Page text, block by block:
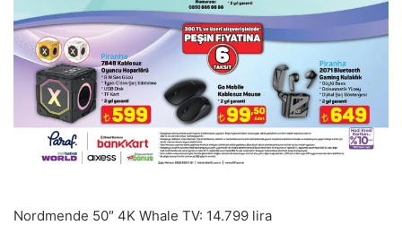
Nordmende 50″ 4K Whale TV: 14.799 lira